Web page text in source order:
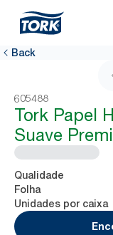
Back
605488
Tork Papel
Suave
Qualidade
Folha
Unidades por caixa